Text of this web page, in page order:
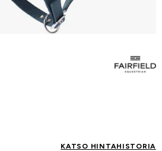
KATSO HINTAHISTORIA